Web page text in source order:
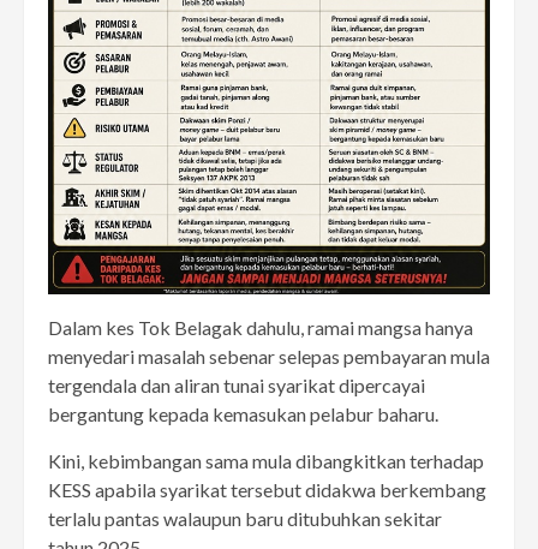
Dalam kes Tok Belagak dahulu, ramai mangsa hanya
menyedari masalah sebenar selepas pembayaran mula
tergendala dan aliran tunai syarikat dipercayai
bergantung kepada kemasukan pelabur baharu.
Kini, kebimbangan sama mula dibangkitkan terhadap
KESS apabila syarikat tersebut didakwa berkembang
terlalu pantas walaupun baru ditubuhkan sekitar